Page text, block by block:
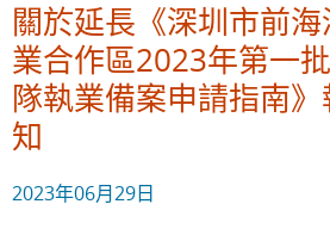
關於延長《深圳市前
業合作區2023年第一
隊執業備案申請指南
知
2023年06月29日